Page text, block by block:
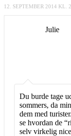
12. SEPTEMBER 2014 KL.
Julie
Du burde tage
sommers, da
dem med
se hvordan de
selv virkelig